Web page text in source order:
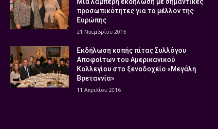
προσωπικότητες για το μέλλον της
Ευρώπης
21 Νοεμβρίου 2016
Εκδήλωση κοπής πίτας Συλλόγου
Αποφοίτων του Αμερικανικού
Κολλεγίου στο ξενοδοχείο «Μεγάλη
Βρεταννία»
11 Απριλίου 2016